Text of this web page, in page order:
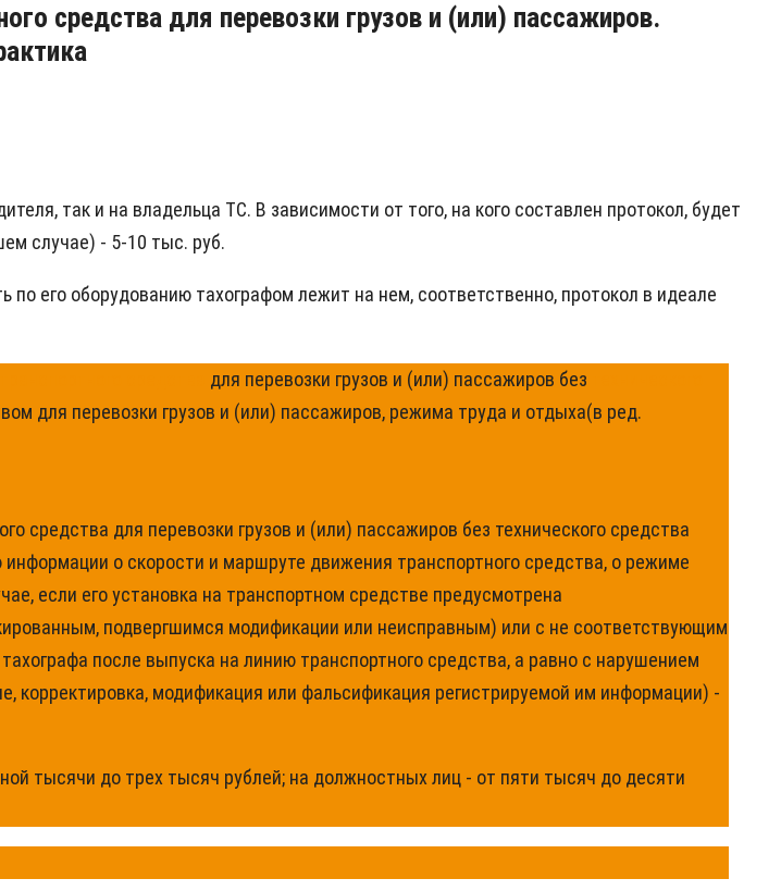
средства для перевозки грузов и (или) пассажиров.
так и на владельца ТС. В зависимости от того, на кого составлен протокол, будет
случае) - 5-10 тыс. руб.
его оборудованию тахографом лежит на нем, соответственно, протокол в идеале
для перевозки грузов и (или) пассажиров без
для перевозки грузов и (или) пассажиров, режима труда и отдыха(в ред.
средства для перевозки грузов и (или) пассажиров без технического средства
о скорости и маршруте движения транспортного средства, о режиме
если его установка на транспортном средстве предусмотрена
подвергшимся модификации или неисправным) или с не соответствующим
после выпуска на линию транспортного средства, а равно с нарушением
корректировка, модификация или фальсификация регистрируемой им информации) -
тысячи до трех тысяч рублей; на должностных лиц - от пяти тысяч до десяти